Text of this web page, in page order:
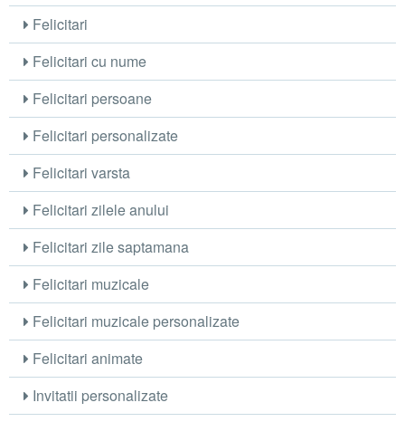
Felicitari
Felicitari cu nume
Felicitari persoane
Felicitari personalizate
Felicitari varsta
Felicitari zilele anului
Felicitari zile saptamana
Felicitari muzicale
Felicitari muzicale personalizate
Felicitari animate
Invitatii personalizate